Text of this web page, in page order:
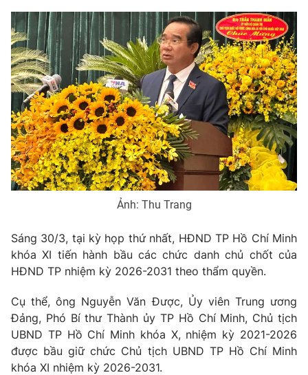
Thế giới đó đây
Câu chuyện quốc tế
Kinh tế
Tài chính
Thị trường
Góc doanh nghiệp
Dữ liệu và đời sống
Truyền hình
Phim VTV
Hậu trường
Nhân vật
Giải sao mai
Giải trí
Điện ảnh
Âm nhạc
Đời sống
Chất lượng cuộc sống
Tuyển sinh
Học trực tuyến
Công nghệ
Hitech Công nghệ tương lai
Sản phẩm
Thị trường
Tư vấn
Giao lưu trực tuyến
Lịch phát sóng
Ảnh: Thu Trang
Sáng 30/3, tại kỳ họp thứ nhất, HĐND TP Hồ Chí Minh
khóa XI tiến hành bầu các chức danh chủ chốt của
HĐND TP nhiệm kỳ 2026-2031 theo thẩm quyền.
Cụ thể, ông Nguyễn Văn Được, Ủy viên Trung ương
Đảng, Phó Bí thư Thành ủy TP Hồ Chí Minh, Chủ tịch
UBND TP Hồ Chí Minh khóa X, nhiệm kỳ 2021-2026
được bầu giữ chức Chủ tịch UBND TP Hồ Chí Minh
khóa XI nhiệm kỳ 2026-2031.